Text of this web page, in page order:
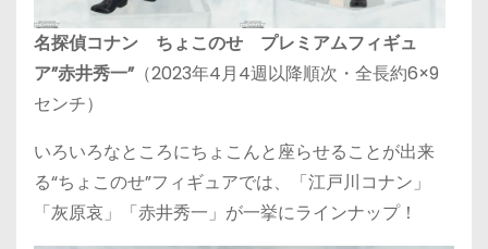
名探偵コナン ちょこのせ プレミアムフィギュ
ア”赤井秀一”（2023年4月4週以降順次・全長約6×9
センチ）
いろいろなところにちょこんと座らせることが出来
る“ちょこのせ”フィギュアでは、「江戸川コナン」
「灰原哀」「赤井秀一」が一挙にラインナップ！